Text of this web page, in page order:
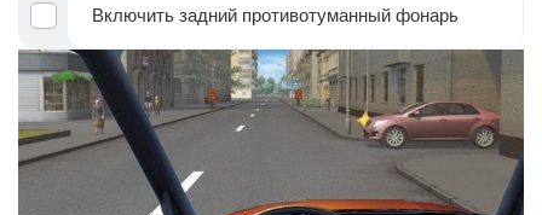
Включить задний противотуманный фонарь